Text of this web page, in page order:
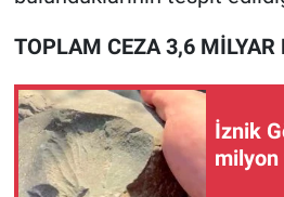
TOPLAM CEZA 3,6 MİLYAR
İznik
milyon